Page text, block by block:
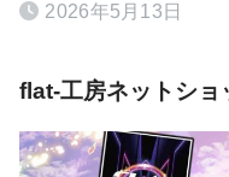
2026年5月13日
flat-工房ネットショ